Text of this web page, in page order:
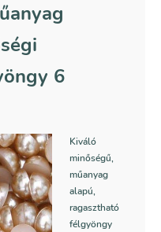
6
Kiváló
minőségű,
műanyag
alapú,
ragasztható
félgyöngy